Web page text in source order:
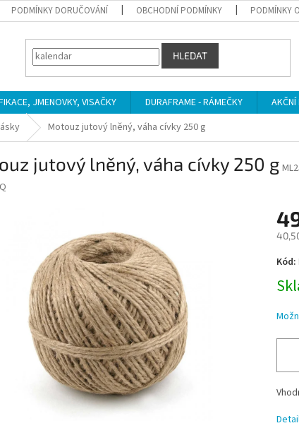
PODMÍNKY DORUČOVÁNÍ OBCHODNÍ PODMÍNKY PODMÍNKY
HLEDAT
JMENOVKY, VISAČKY DURAFRAME - RÁMEČKY
Motouz jutový lněný, váha cívky 250 g
jutový lněný, váha cívky 250 g
Q
cena:
Kód: